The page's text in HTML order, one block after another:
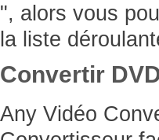
", alors vous
la liste
Convertir
Any Vidéo